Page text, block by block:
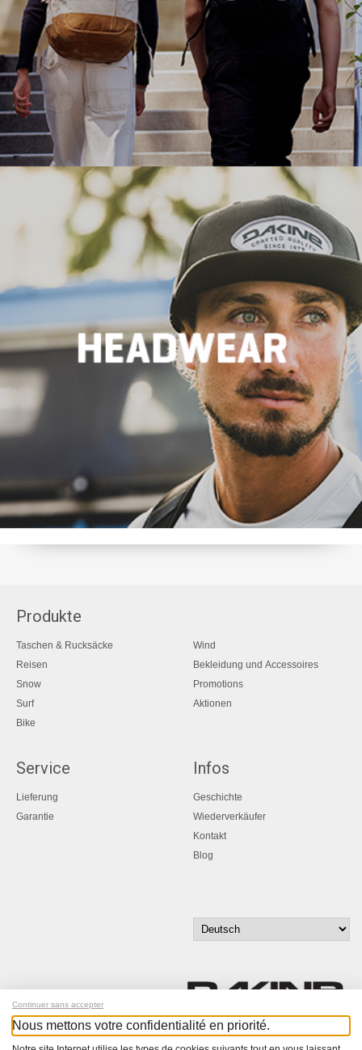
Produkte
Taschen & Rucksäcke
Reisen
Snow
Surf
Bike
Wind
Bekleidung und Accessoires
Promotions
Aktionen
Service
Lieferung
Garantie
Infos
Geschichte
Wiederverkäufer
Kontakt
Blog
Continuer sans accepter
Nous mettons votre confidentialité en priorité.